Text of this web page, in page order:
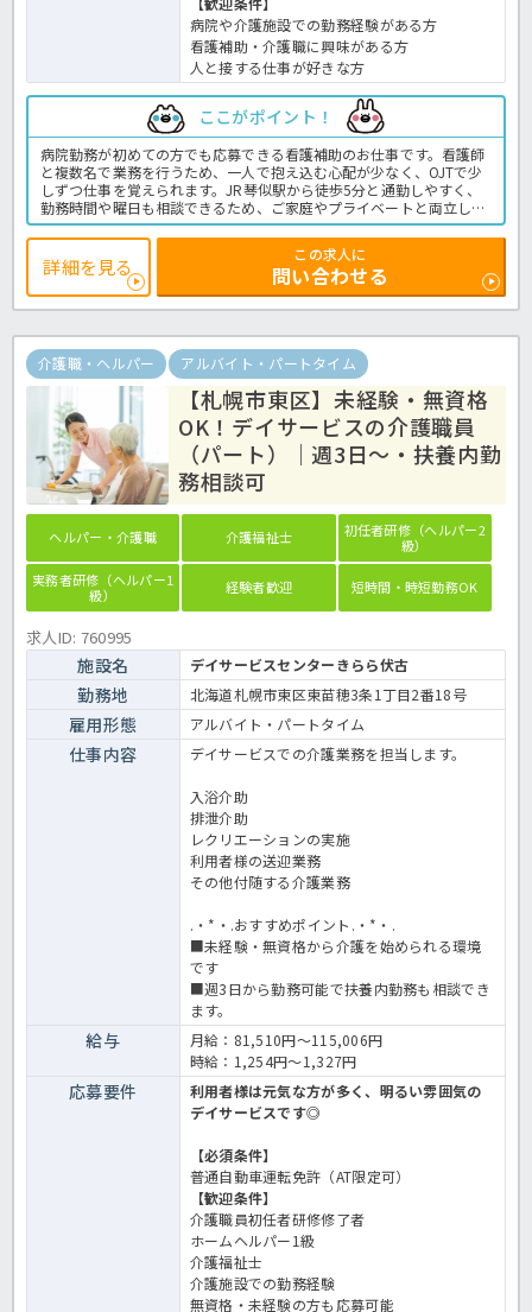
病院や介護施設での勤務経験がある方
看護補助・介護職に興味がある方
人と接する仕事が好きな方
ここがポイント！
病院勤務が初めての方でも応募できる看護補助のお仕事です。看護師
と複数名で業務を行うため、一人で抱え込む心配が少なく、OJTで少
しずつ仕事を覚えられます。JR琴似駅から徒歩5分と通勤しやすく、
勤務時間や曜日も相談できるため、ご家庭やプライベートと両立した
い方にもおすすめです。病院での介護業務全般です。〈介護職 パー
ト 病院の求人〉
詳細を見る
この求人に
問い合わせる
介護職・ヘルパー アルバイト・パートタイム
【札幌市東区】未経験・無資格
OK！デイサービスの介護職員
（パート）｜週3日～・扶養内勤
務相談可
ヘルパー・介護職 介護福祉士
初任者研修（ヘルパー2
級）
実務者研修（ヘルパー1
級）
経験者歓迎 短時間・時短勤務OK
求人ID: 760995
施設名 デイサービスセンターきらら伏古
勤務地 北海道札幌市東区東苗穂3条1丁目2番18号
雇用形態 アルバイト・パートタイム
仕事内容 デイサービスでの介護業務を担当します。
入浴介助
排泄介助
レクリエーションの実施
利用者様の送迎業務
その他付随する介護業務
.・*・.おすすめポイント.・*・.
■未経験・無資格から介護を始められる環境
です
■週3日から勤務可能で扶養内勤務も相談でき
ます。
給与
月給：81,510円～115,006円
時給：1,254円～1,327円
応募要件
利用者様は元気な方が多く、明るい雰囲気の
デイサービスです◎
【必須条件】
普通自動車運転免許（AT限定可）
【歓迎条件】
介護職員初任者研修修了者
ホームヘルパー1級
介護福祉士
介護施設での勤務経験
無資格・未経験の方も応募可能